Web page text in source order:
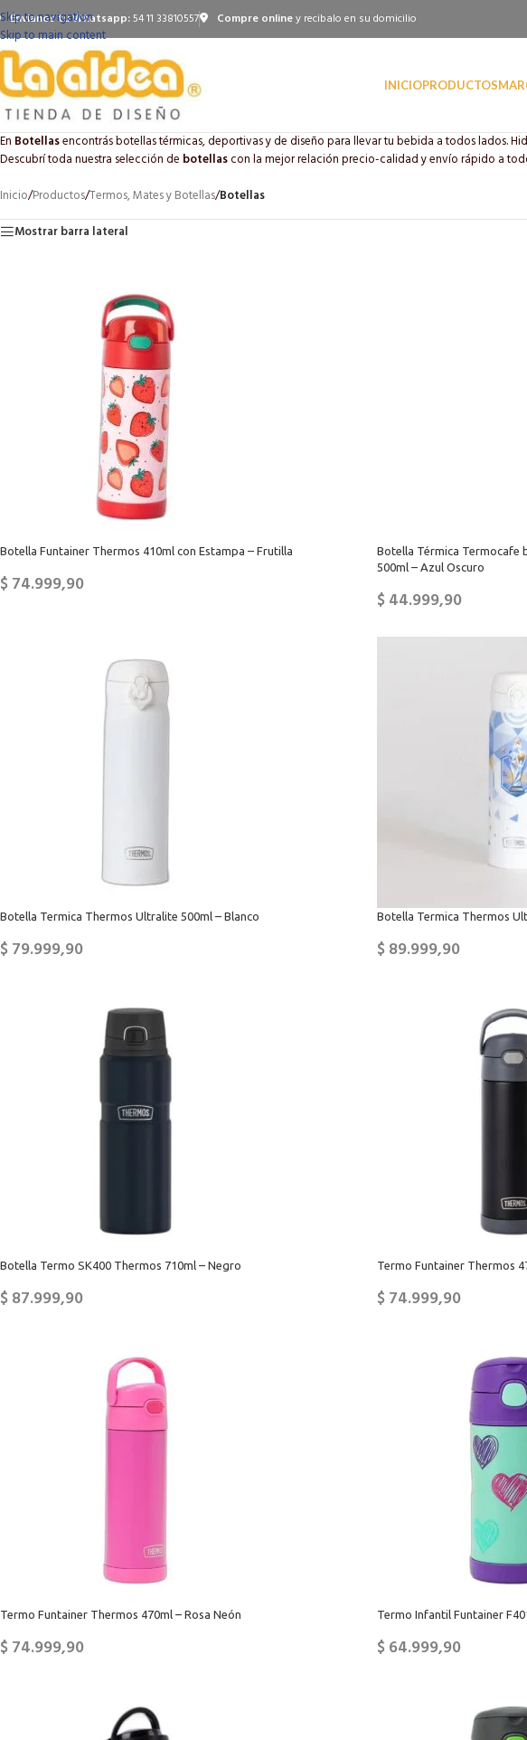
Skip to navigation
Skip to main content
Envianos tu Whatsapp:54 11 33810557 Compre onliney recibalo en su domicilio
INICIOPRODUCTOS
En Botellasencontrás botellas térmicas, deportivas y de diseño para llevar tu bebida a todos lados.
Descubrí toda nuestra selección de botellascon la mejor relación precio-calidad y envío rápido a
Inicio/Productos/Termos, Mates y Botellas/Botellas
Mostrar barra lateral
Botella Funtainer Thermos 410ml con Estampa – Frutilla
$74.999,90
Botella Térmica Termocafe
500ml – Azul Oscuro
$44.999,90
Botella Termica Thermos Ultralite 500ml – Blanco
$79.999,90
Botella Termica Thermos
$89.999,90
Botella Termo SK400 Thermos 710ml – Negro
$87.999,90
Termo Funtainer Thermos
$74.999,90
Termo Funtainer Thermos 470ml – Rosa Neón
$74.999,90
Termo Infantil Funtainer
$64.999,90